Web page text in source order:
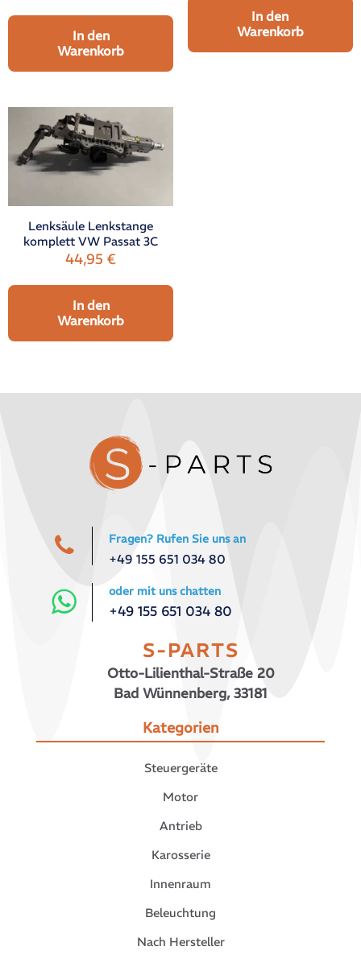
In den
Warenkorb
In den
Warenkorb
Lenksäule Lenkstange
komplett VW Passat 3C
44,95€
In den
Warenkorb
Fragen? Rufen Sie uns an
+49 155 651 034 80
oder mit uns chatten
+49 155 651 034 80
S-PARTS
Otto-Lilienthal-Straße 20
Bad Wünnenberg, 33181
Kategorien
Steuergeräte
Motor
Antrieb
Karosserie
Innenraum
Beleuchtung
Nach Hersteller